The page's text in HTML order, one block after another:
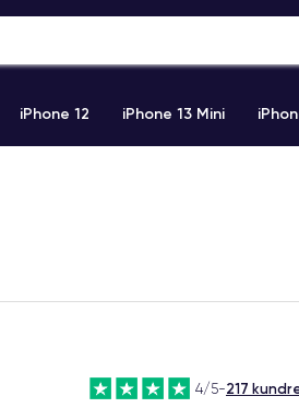
iPhone 12 iPhone 13 Mini
4/5-217